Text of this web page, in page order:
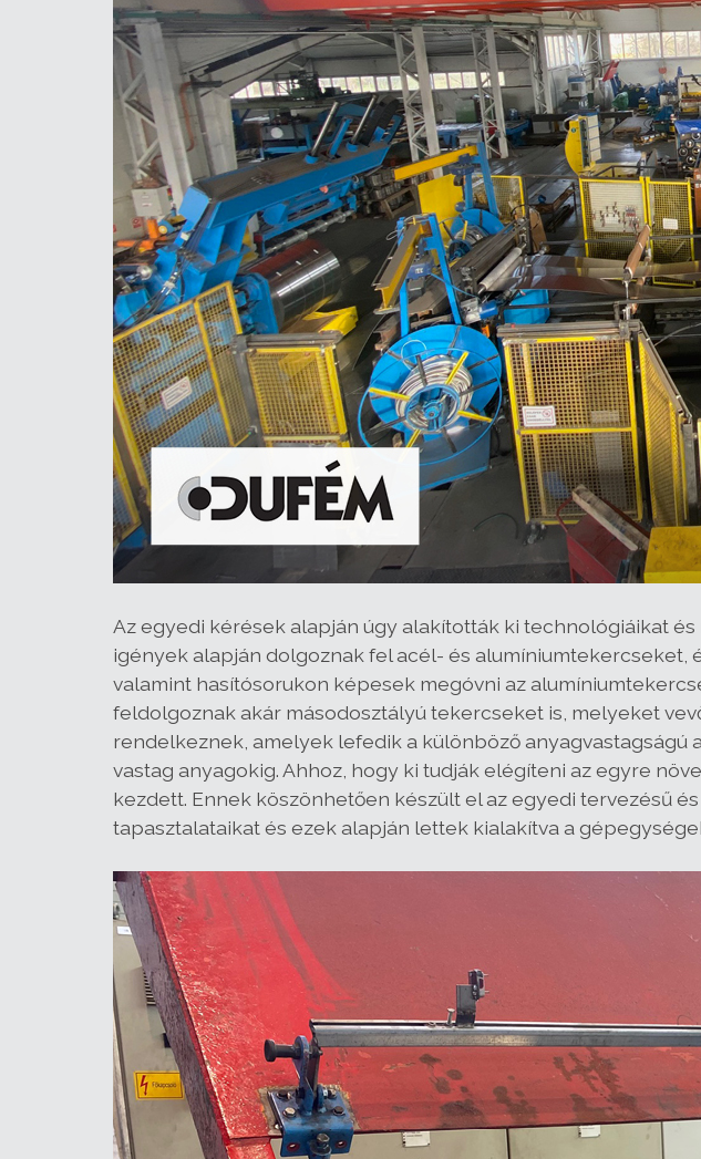
Az egyedi kérések alapján úgy alakították ki technológiáikat
igények alapján dolgoznak fel acél- és alumíniumtekercseket,
valamint hasítósorukon képesek megóvni az
feldolgoznak akár másodosztályú tekercseket is, melyeket
rendelkeznek, amelyek lefedik a különböző
vastag anyagokig. Ahhoz, hogy ki tudják elégíteni az egyre
kezdett. Ennek köszönhetően készült el az egyedi tervezésű
tapasztalataikat és ezek alapján lettek kialakítva a